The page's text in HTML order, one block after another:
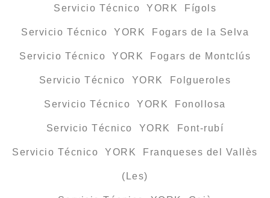
Servicio Técnico YORK Fígols
Servicio Técnico YORK Fogars de la Selva
Servicio Técnico YORK Fogars de Montclús
Servicio Técnico YORK Folgueroles
Servicio Técnico YORK Fonollosa
Servicio Técnico YORK Font-rubí
Servicio Técnico YORK Franqueses del Vallès
(Les)